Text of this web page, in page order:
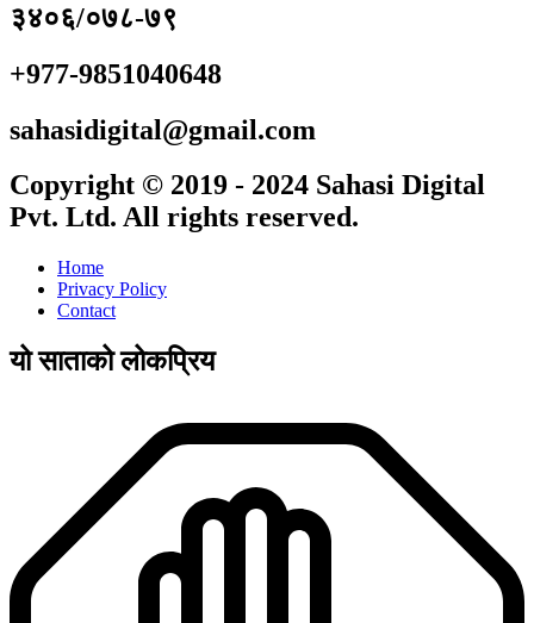
३४०६/०७८-७९
+977-9851040648
sahasidigital@gmail.com
Copyright © 2019 - 2024 Sahasi Digital
Pvt. Ltd. All rights reserved.
Home
Privacy Policy
Contact
यो साताको लोकप्रिय